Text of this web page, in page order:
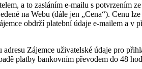
a to zasláním e-mailu s potvrzením
na Webu (dále jen „Cena“). Cenu
obdrží platební údaje e-mailem a
Zájemce uživatelské údaje pro
platby bankovním převodem do 48